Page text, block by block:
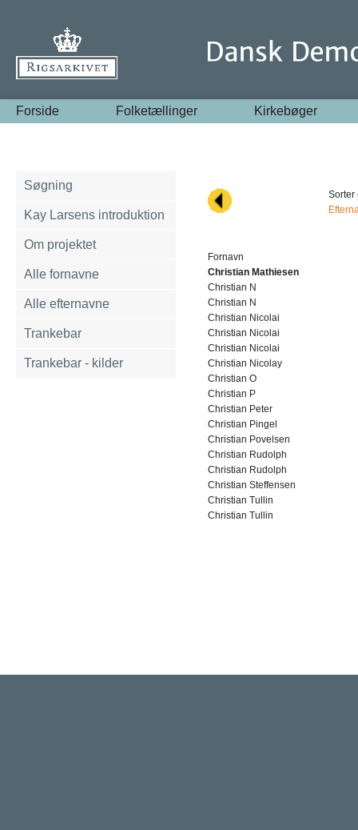
Forside Folketællinger Kirkebøger
Søgning
Kay Larsens introduktion
Om projektet
Alle fornavne
Alle efternavne
Trankebar
Trankebar - kilder
Sorter
Fornavn
Christian Mathiesen
Christian N
Christian N
Christian Nicolai
Christian Nicolai
Christian Nicolai
Christian Nicolay
Christian O
Christian P
Christian Peter
Christian Pingel
Christian Povelsen
Christian Rudolph
Christian Rudolph
Christian Steffensen
Christian Tullin
Christian Tullin